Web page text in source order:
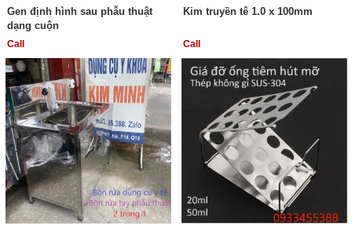
Gen định hình sau phẫu thuật
dạng cuộn
Call
Kim truyền tê 1.0 x 100mm
Call